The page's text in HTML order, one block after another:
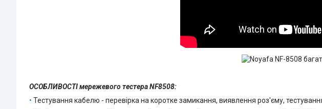
ОСОБЛИВОСТІ мережевого тестера NF8508:
• Тестування кабелю - перевірка на коротке замикання, виявлення роз'єму,